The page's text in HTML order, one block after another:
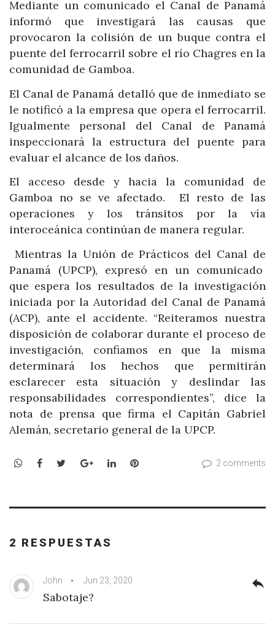
Mediante un comunicado el Canal de Panamá
informó que investigará las causas que
provocaron la colisión de un buque contra el
puente del ferrocarril sobre el río Chagres en la
comunidad de Gamboa.
El Canal de Panamá detalló que de inmediato se
le notificó a la empresa que opera el ferrocarril.
Igualmente personal del Canal de Panamá
inspeccionará la estructura del puente para
evaluar el alcance de los daños.
El acceso desde y hacia la comunidad de
Gamboa no se ve afectado. El resto de las
operaciones y los tránsitos por la vía
interoceánica continúan de manera regular.
Mientras la Unión de Prácticos del Canal de
Panamá (UPCP), expresó en un comunicado
que espera los resultados de la investigación
iniciada por la Autoridad del Canal de Panamá
(ACP), ante el accidente. “Reiteramos nuestra
disposición de colaborar durante el proceso de
investigación, confiamos en que la misma
determinará los hechos que permitirán
esclarecer esta situación y deslindar las
responsabilidades correspondientes”, dice la
nota de prensa que firma el Capitán Gabriel
Alemán, secretario general de la UPCP.
WhatsApp
Facebook
TwitterGoogle+LinkedInPinterest 2 comments
2 RESPUESTAS
John Jun 23, 2020
Sabotaje?
reply